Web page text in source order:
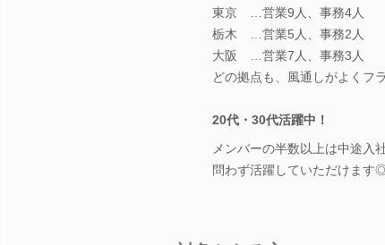
東京 …営業9人、事務4人
栃木 …営業5人、事務2人
大阪 …営業7人、事務3人
どの拠点も、風通しがよくフ
20代・30代活躍中！
メンバーの半数以上は中途入
問わず活躍していただけます